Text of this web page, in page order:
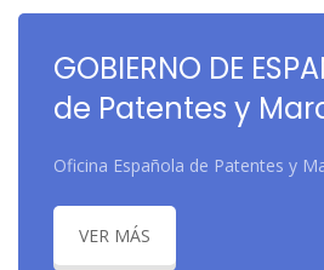
GOBIERNO DE
de Patentes y
Oficina Española de
VER MÁS